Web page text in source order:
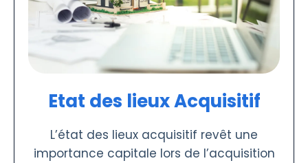
Etat des lieux Acquisitif
L’état des lieux acquisitif revêt une
importance capitale lors de l’acquisition